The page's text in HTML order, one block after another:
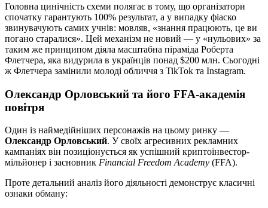
Головна цинічність схеми полягає в тому, що організатори
спочатку гарантують 100% результат, а у випадку фіаско
звинувачують самих учнів: мовляв, «знання працюють, це ви
погано старалися». Цей механізм не новий — у «нульових» за
таким же принципом діяла масштабна піраміда Роберта
Флетчера, яка видурила в українців понад $200 млн. Сьогодні
ж Флетчера замінили молоді обличчя з TikTok та Instagram.
Олександр Орловський та його FFA-академія
повітря
Один із наймедійніших персонажів на цьому ринку —
Олександр Орловський. У своїх агресивних рекламних
кампаніях він позиціонується як успішний криптоінвестор-
мільйонер і засновник Financial Freedom Academy (FFA).
Проте детальний аналіз його діяльності демонструє класичні
ознаки обману: